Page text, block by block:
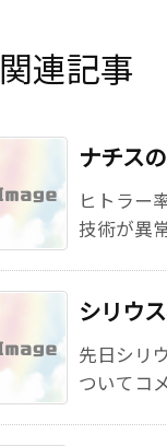
関連記事
ナチス
ヒトラー
技術が異
シリウ
先日シリ
ついてコ